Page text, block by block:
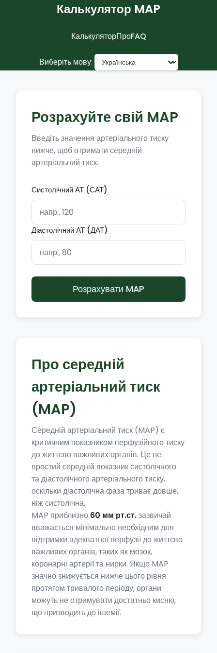
Калькулятор MAP
КалькуляторПроFAQ
Виберіть мову:
Розрахуйте свій MAP
Введіть значення артеріального тиску
нижче, щоб отримати середній
артеріальний тиск.
Систолічний АТ (САТ)
Діастолічний АТ (ДАТ)
Розрахувати MAP
Про середній
артеріальний тиск
(MAP)
Середній артеріальний тиск (MAP) є
критичним показником перфузійного тиску
до життєво важливих органів. Це не
простий середній показник систолічного
та діастолічного артеріального тиску,
оскільки діастолічна фаза триває довше,
ніж систолічна.
MAP приблизно 60 мм рт.ст.зазвичай
вважається мінімально необхідним для
підтримки адекватної перфузії до життєво
важливих органів, таких як мозок,
коронарні артерії та нирки. Якщо MAP
значно знижується нижче цього рівня
протягом тривалого періоду, органи
можуть не отримувати достатньо кисню,
що призводить до ішемії.